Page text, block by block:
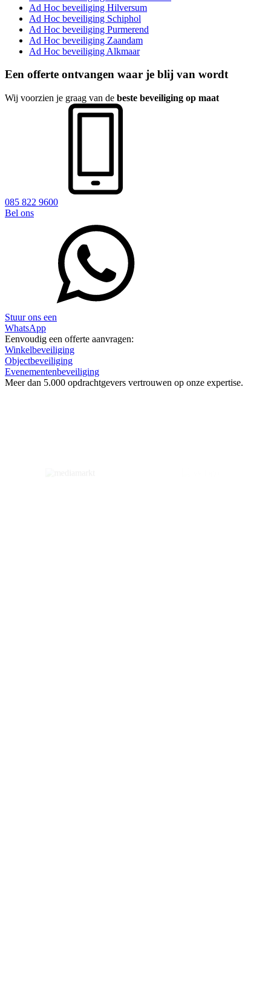
Ad Hoc beveiliging Hilversum
Ad Hoc beveiliging Schiphol
Ad Hoc beveiliging Purmerend
Ad Hoc beveiliging Zaandam
Ad Hoc beveiliging Alkmaar
Een offerte ontvangen waar je blij van wordt
Wij voorzien je graag van de beste beveiliging op maat
085 822 9600
Bel ons
Stuur ons een
WhatsApp
Eenvoudig een offerte aanvragen:
Winkelbeveiliging
Objectbeveiliging
Evenementenbeveiliging
Meer dan 5.000 opdrachtgevers vertrouwen op onze expertise.